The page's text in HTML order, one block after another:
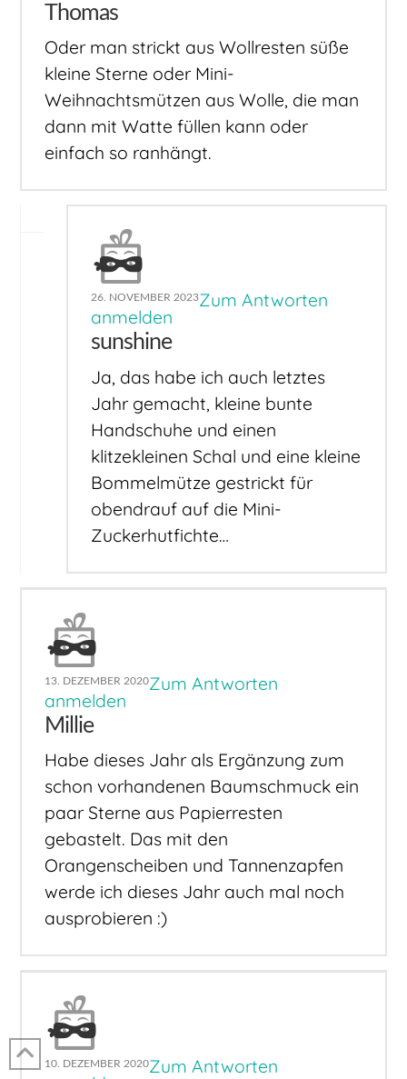
Thomas
Oder man strickt aus Wollresten süße
kleine Sterne oder Mini-
Weihnachtsmützen aus Wolle, die man
dann mit Watte füllen kann oder
einfach so ranhängt.
26. NOVEMBER 2023Zum Antworten
anmelden
sunshine
Ja, das habe ich auch letztes
Jahr gemacht, kleine bunte
Handschuhe und einen
klitzekleinen Schal und eine kleine
Bommelmütze gestrickt für
obendrauf auf die Mini-
Zuckerhutfichte…
13. DEZEMBER 2020Zum Antworten
anmelden
Millie
Habe dieses Jahr als Ergänzung zum
schon vorhandenen Baumschmuck ein
paar Sterne aus Papierresten
gebastelt. Das mit den
Orangenscheiben und Tannenzapfen
werde ich dieses Jahr auch mal noch
ausprobieren :)
10. DEZEMBER 2020Zum Antworten